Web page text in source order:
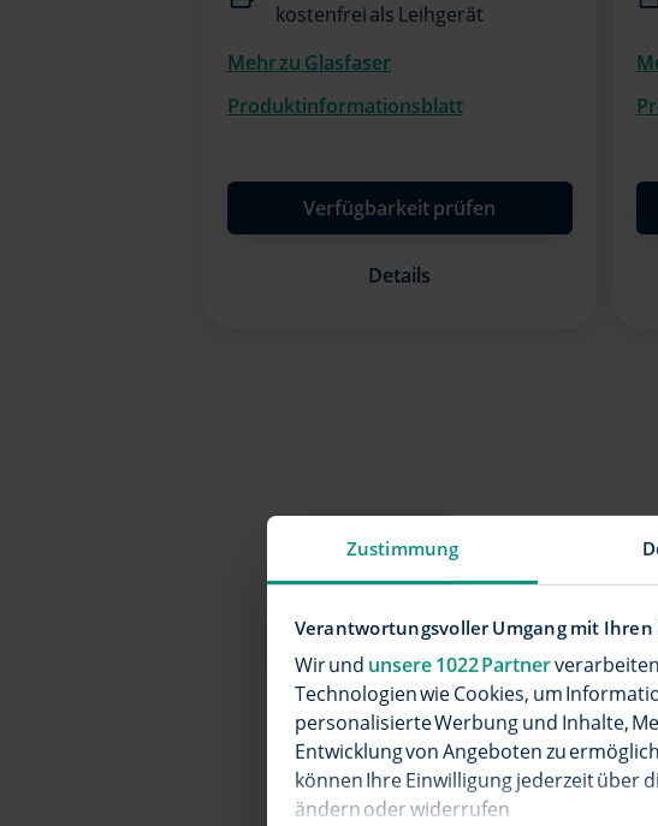
Zustimmung
Verantwortungsvoller Umgang mit Ihren
Wir und unsere 1022 Partner
Technologien wie Cookies, um
personalisierte Werbung und Inhalte,
Entwicklung von Angeboten zu
können Ihre Einwilligung jederzeit über
ändern oder widerrufen
kostenfrei als Leihgerät
Mehr zu Glasfaser
Produktinformationsblatt
Verfügbarkeit prüfen
Details
Euer TV